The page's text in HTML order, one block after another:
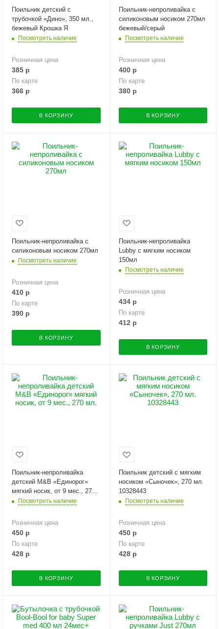
Поильник детский с
трубочкой «Дино», 350 мл.,
бежевый Крошка Я
Посмотреть наличие
Розничная цена
385 р
По карте
366 р
В КОРЗИНУ
Поильник-непроливайка с
силиконовым носиком 270мл
бежевый/серый
Посмотреть наличие
Розничная цена
400р
По карте
380р
В КОРЗИНУ
Поильник-непроливайка с
силиконовым носиком 270мл
Посмотреть наличие
Розничная цена
410 р
По карте
390 р
В КОРЗИНУ
Поильник-непроливайка
Lubby с мягким носиком
150мл
Посмотреть наличие
Розничная цена
434р
По карте
412 р
В КОРЗИНУ
Поильник-непроливайка
детский M&B «Единорог»
мягкий носик, от 9 мес., 270
мл.Посмотреть наличие
Розничная цена
450 р
По карте
428 р
В КОРЗИНУ
Поильник детский с мягким
носиком «Сыночек», 270 мл.
10328443
Посмотреть наличие
Розничная цена
450р
По карте
428р
В КОРЗИНУ